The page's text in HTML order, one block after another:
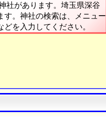
社があります。埼玉県深谷
す。神社の検索は、メニュー
を入力してください。